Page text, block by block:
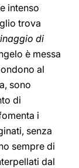
intenso
trova
di
è messa
al
sono
di
i
senza
sempre di
dal